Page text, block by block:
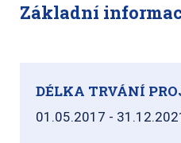
Základní
DÉLKA TRVÁNÍ
01.05.2017 -